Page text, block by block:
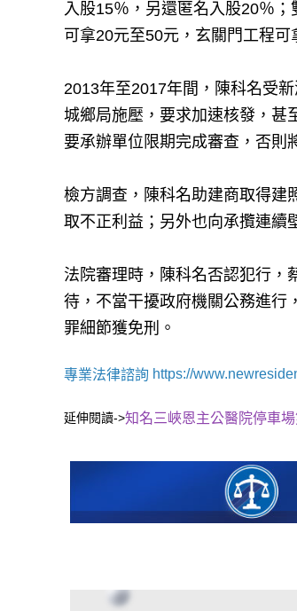
入股15％，另還匿名入股20％
可拿20元至50元，玄關門工程
2013年至2017年間，陳科名受
城鄉局施壓，要求加速核發，甚
要承辦單位限期完成審查，否則
檢方調查，陳科名助建商取得建
取不正利益；另外也向承攬連續
法院審理時，陳科名否認犯行，
待，不當干擾政府機關公務進行
罪細節獲免刑。
專業法律諮詢 https://
延伸閱讀->知名三峽恩主公醫院停車